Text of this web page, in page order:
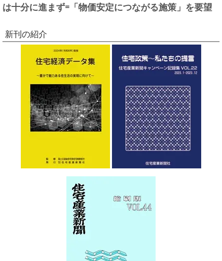
は十分に進まず=「物価安定につながる施策」を要望
新刊の紹介